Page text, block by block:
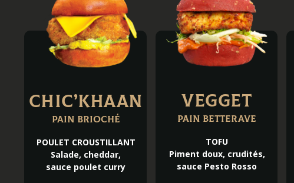
Chic’Khaan
Pain brioché
POULET CROUSTILLANT
Salade, cheddar,
sauce poulet curry
Vegget
Pain betterave
TOFU
Piment doux, crudités,
sauce Pesto Rosso